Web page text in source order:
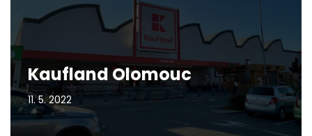
Kaufland Olomouc
11. 5. 2022